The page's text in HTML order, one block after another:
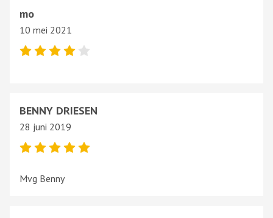
mo
10 mei 2021
BENNY DRIESEN
28 juni 2019
Mvg Benny